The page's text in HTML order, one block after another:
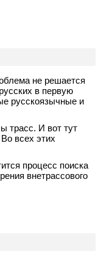
не решается
в первую
русскоязычные и
трасс. И вот тут
всех этих
процесс поиска
внетрассового